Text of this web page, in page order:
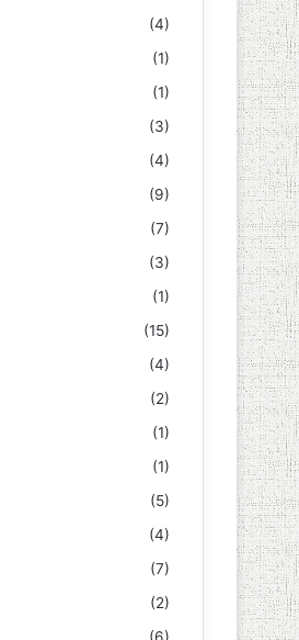
(4)
(1)
(1)
(3)
(4)
(9)
(7)
(3)
(1)
(15)
(4)
(2)
(1)
(1)
(5)
(4)
(7)
(2)